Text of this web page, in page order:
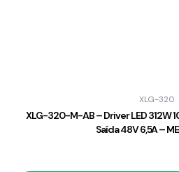
XLG-320
XLG-320-M-AB – Driver LED 312W
Saída 48V 6,5A –